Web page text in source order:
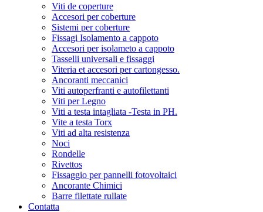
Viti de coperture
Accesori per coberture
Sistemi per coberture
Fissagi Isolamento a cappoto
Accesori per isolameto a cappoto
Tasselli universali e fissaggi
Viteria et accesori per cartongesso.
Ancoranti meccanici
Viti autoperfranti e autofilettanti
Viti per Legno
Viti a testa intagliata -Testa in PH.
Vite a testa Torx
Viti ad alta resistenza
Noci
Rondelle
Rivettos
Fissaggio per pannelli fotovoltaici
Ancorante Chimici
Barre filettate rullate
Contatta